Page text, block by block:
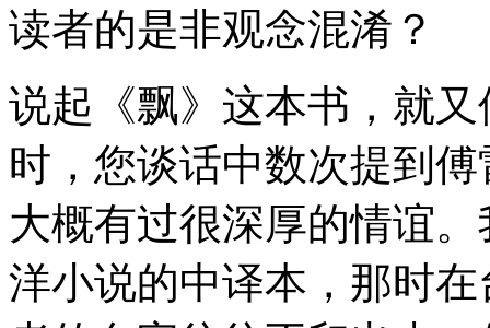
读者的是非观念混淆？
说起《飘》这本书，就
时，您谈话中数次提到
大概有过很深厚的情谊
洋小说的中译本，那时